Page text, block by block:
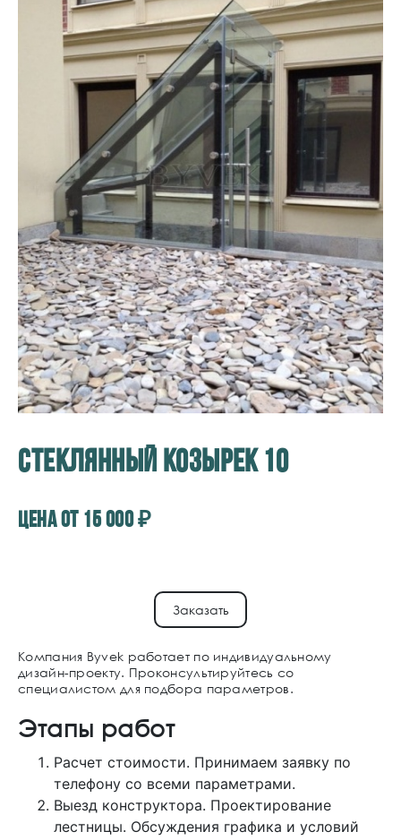
СТЕКЛЯННЫЙ КОЗЫРЕК 10
Цена от 15 000₽
Заказать
Компания Byvek работает по индивидуальному
дизайн-проекту. Проконсультируйтесь со
специалистом для подбора параметров.
Этапы работ
Расчет стоимости. Принимаем заявку по
телефону со всеми параметрами.
Выезд конструктора. Проектирование
лестницы. Обсуждения графика и условий